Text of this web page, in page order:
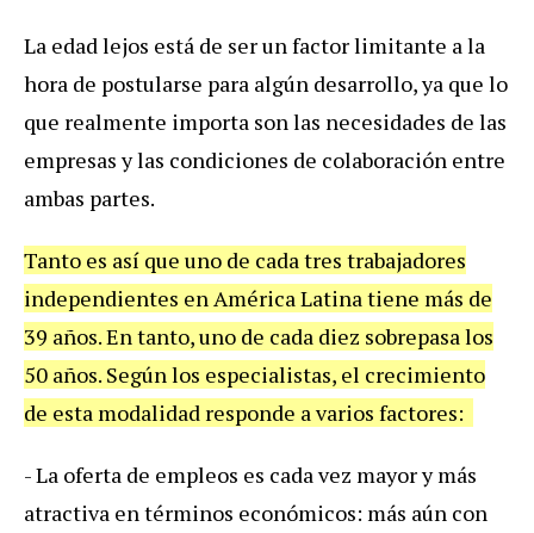
La edad lejos está de ser un factor limitante a la
hora de postularse para algún desarrollo, ya que lo
que realmente importa son las necesidades de las
empresas y las condiciones de colaboración entre
ambas partes.
Tanto es así que uno de cada tres trabajadores
independientes en América Latina tiene más de
39 años. En tanto, uno de cada diez sobrepasa los
50 años. Según los especialistas, el crecimiento
de esta modalidad responde a varios factores:
- La oferta de empleos es cada vez mayor y más
atractiva en términos económicos: más aún con